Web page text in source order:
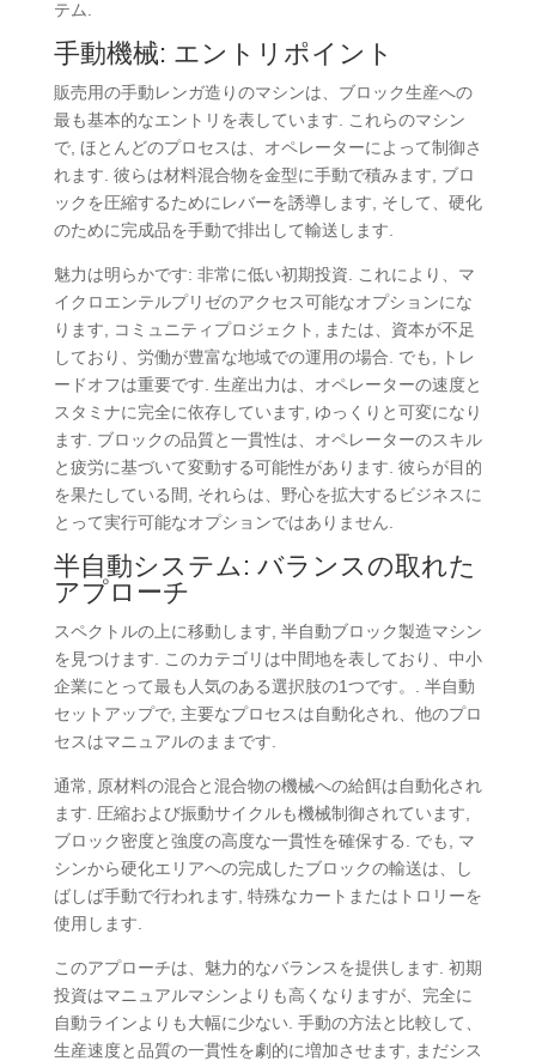
テム.
手動機械: エントリポイント
販売用の手動レンガ造りのマシンは、ブロック生産への
最も基本的なエントリを表しています. これらのマシン
で, ほとんどのプロセスは、オペレーターによって制御さ
れます. 彼らは材料混合物を金型に手動で積みます, ブロ
ックを圧縮するためにレバーを誘導します, そして、硬化
のために完成品を手動で排出して輸送します.
魅力は明らかです: 非常に低い初期投資. これにより、マ
イクロエンテルプリゼのアクセス可能なオプションにな
ります, コミュニティプロジェクト, または、資本が不足
しており、労働が豊富な地域での運用の場合. でも, トレ
ードオフは重要です. 生産出力は、オペレーターの速度と
スタミナに完全に依存しています, ゆっくりと可変になり
ます. ブロックの品質と一貫性は、オペレーターのスキル
と疲労に基づいて変動する可能性があります. 彼らが目的
を果たしている間, それらは、野心を拡大するビジネスに
とって実行可能なオプションではありません.
半自動システム: バランスの取れた
アプローチ
スペクトルの上に移動します, 半自動ブロック製造マシン
を見つけます. このカテゴリは中間地を表しており、中小
企業にとって最も人気のある選択肢の1つです。. 半自動
セットアップで, 主要なプロセスは自動化され、他のプロ
セスはマニュアルのままです.
通常, 原材料の混合と混合物の機械への給餌は自動化され
ます. 圧縮および振動サイクルも機械制御されています,
ブロック密度と強度の高度な一貫性を確保する. でも, マ
シンから硬化エリアへの完成したブロックの輸送は、し
ばしば手動で行われます, 特殊なカートまたはトロリーを
使用します.
このアプローチは、魅力的なバランスを提供します. 初期
投資はマニュアルマシンよりも高くなりますが、完全に
自動ラインよりも大幅に少ない. 手動の方法と比較して、
生産速度と品質の一貫性を劇的に増加させます, まだシス